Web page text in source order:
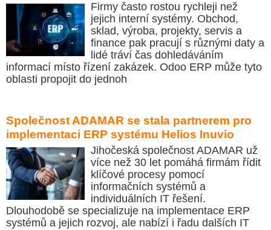
Firmy často rostou rychleji než
jejich interní systémy. Obchod,
sklad, výroba, projekty, servis a
finance pak pracují s různými daty a
lidé tráví čas dohledáváním
informací místo řízení zakázek. Odoo ERP může tyto
oblasti propojit do jednoh
Společnost ADAMAR se stala partnerem pro
implementaci ERP systému Helios Inuvio
Jihočeská společnost ADAMAR už
více než 30 let pomáhá firmám řídit
klíčové procesy pomocí
informačních systémů a
individuálních IT řešení.
Dlouhodobě se specializuje na implementace ERP
systémů a jejich rozvoj, ale nabízí i řadu dalších IT